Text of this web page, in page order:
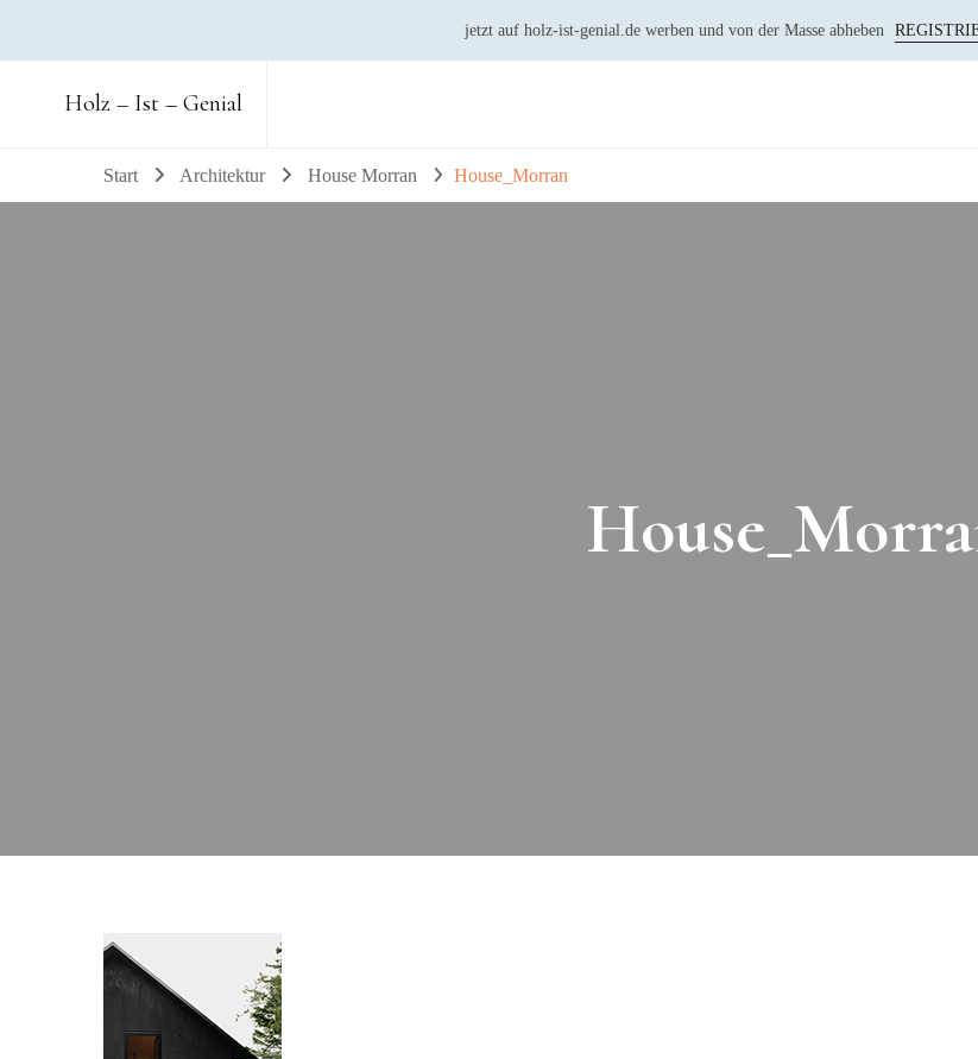
jetzt auf holz-ist-genial.de werben und von der Masse abheben
Holz – Ist – Genial
Start Architektur House Morran House_Morran